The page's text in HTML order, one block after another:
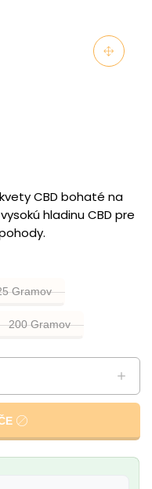
CBD bohaté na
hladinu CBD pre
Gramov
200 Gramov